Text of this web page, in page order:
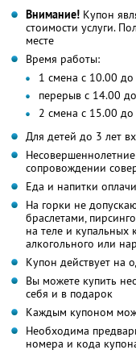
Внимание! Купон
стоимости услуги.
месте
Время работы:
1 смена с 10.00
перерыв с 14.00
2 смена с 15.00
Для детей до 3 лет
сопровождении
Еда и напитки
На горки не
браслетами,
на теле и купальных
алкогольного или
Купон действует на
Вы можете купить
себя и в подарок
Каждым купоном
Необходима
номера и кода